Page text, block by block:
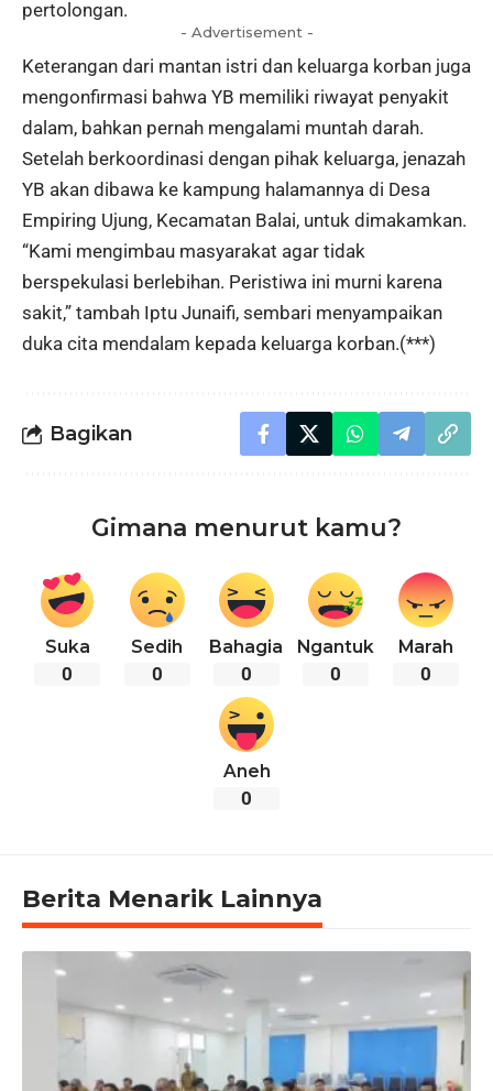
pertolongan.
- Advertisement -
Keterangan dari mantan istri dan keluarga korban juga
mengonfirmasi bahwa YB memiliki riwayat penyakit
dalam, bahkan pernah mengalami muntah darah.
Setelah berkoordinasi dengan pihak keluarga, jenazah
YB akan dibawa ke kampung halamannya di Desa
Empiring Ujung, Kecamatan Balai, untuk dimakamkan.
“Kami mengimbau masyarakat agar tidak
berspekulasi berlebihan. Peristiwa ini murni karena
sakit,” tambah Iptu Junaifi, sembari menyampaikan
duka cita mendalam kepada keluarga korban.(***)
Bagikan
Gimana menurut kamu?
Suka
0
Sedih
0
Bahagia
0
Ngantuk
0
Marah
0
Aneh
0
Berita Menarik Lainnya